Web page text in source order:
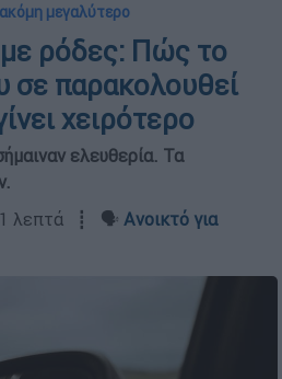
μεγαλύτερο
ρόδες: Πώς το
σε παρακολουθεί
χειρότερο
ελευθερία. Τα
11 λεπτά ┋ 🗣️ Ανοικτό για